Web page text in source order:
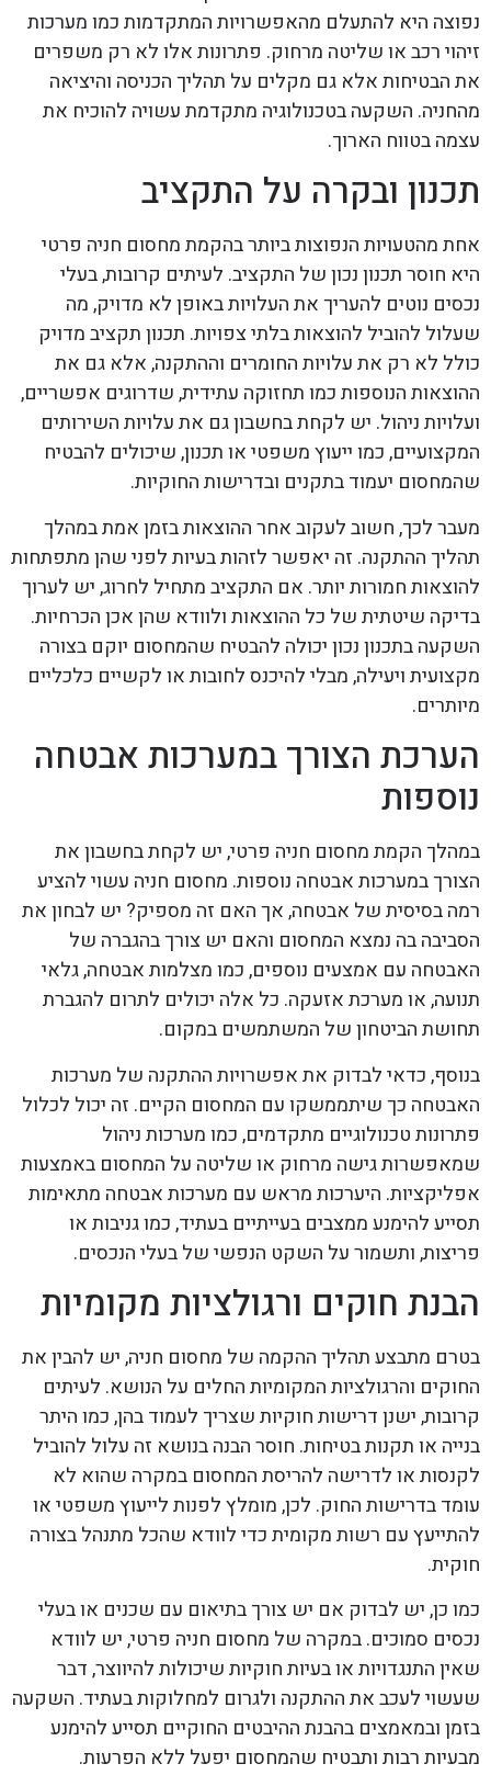
נפוצה היא להתעלם מהאפשרויות המתקדמות כמו מערכות
זיהוי רכב או שליטה מרחוק. פתרונות אלו לא רק משפרים
את הבטיחות אלא גם מקלים על תהליך הכניסה והיציאה
מהחניה. השקעה בטכנולוגיה מתקדמת עשויה להוכיח את
עצמה בטווח הארוך.
תכנון ובקרה על התקציב
אחת מהטעויות הנפוצות ביותר בהקמת מחסום חניה פרטי
היא חוסר תכנון נכון של התקציב. לעיתים קרובות, בעלי
נכסים נוטים להעריך את העלויות באופן לא מדויק, מה
שעלול להוביל להוצאות בלתי צפויות. תכנון תקציב מדויק
כולל לא רק את עלויות החומרים וההתקנה, אלא גם את
ההוצאות הנוספות כמו תחזוקה עתידית, שדרוגים אפשריים,
ועלויות ניהול. יש לקחת בחשבון גם את עלויות השירותים
המקצועיים, כמו ייעוץ משפטי או תכנון, שיכולים להבטיח
שהמחסום יעמוד בתקנים ובדרישות החוקיות.
מעבר לכך, חשוב לעקוב אחר ההוצאות בזמן אמת במהלך
תהליך ההתקנה. זה יאפשר לזהות בעיות לפני שהן מתפתחות
להוצאות חמורות יותר. אם התקציב מתחיל לחרוג, יש לערוך
בדיקה שיטתית של כל ההוצאות ולוודא שהן אכן הכרחיות.
השקעה בתכנון נכון יכולה להבטיח שהמחסום יוקם בצורה
מקצועית ויעילה, מבלי להיכנס לחובות או לקשיים כלכליים
מיותרים.
הערכת הצורך במערכות אבטחה
נוספות
במהלך הקמת מחסום חניה פרטי, יש לקחת בחשבון את
הצורך במערכות אבטחה נוספות. מחסום חניה עשוי להציע
רמה בסיסית של אבטחה, אך האם זה מספיק? יש לבחון את
הסביבה בה נמצא המחסום והאם יש צורך בהגברה של
האבטחה עם אמצעים נוספים, כמו מצלמות אבטחה, גלאי
תנועה, או מערכת אזעקה. כל אלה יכולים לתרום להגברת
תחושת הביטחון של המשתמשים במקום.
בנוסף, כדאי לבדוק את אפשרויות ההתקנה של מערכות
האבטחה כך שיתממשקו עם המחסום הקיים. זה יכול לכלול
פתרונות טכנולוגיים מתקדמים, כמו מערכות ניהול
שמאפשרות גישה מרחוק או שליטה על המחסום באמצעות
אפליקציות. היערכות מראש עם מערכות אבטחה מתאימות
תסייע להימנע ממצבים בעייתיים בעתיד, כמו גניבות או
פריצות, ותשמור על השקט הנפשי של בעלי הנכסים.
הבנת חוקים ורגולציות מקומיות
בטרם מתבצע תהליך ההקמה של מחסום חניה, יש להבין את
החוקים והרגולציות המקומיות החלים על הנושא. לעיתים
קרובות, ישנן דרישות חוקיות שצריך לעמוד בהן, כמו היתר
בנייה או תקנות בטיחות. חוסר הבנה בנושא זה עלול להוביל
לקנסות או לדרישה להריסת המחסום במקרה שהוא לא
עומד בדרישות החוק. לכן, מומלץ לפנות לייעוץ משפטי או
להתייעץ עם רשות מקומית כדי לוודא שהכל מתנהל בצורה
חוקית.
כמו כן, יש לבדוק אם יש צורך בתיאום עם שכנים או בעלי
נכסים סמוכים. במקרה של מחסום חניה פרטי, יש לוודא
שאין התנגדויות או בעיות חוקיות שיכולות להיווצר, דבר
שעשוי לעכב את ההתקנה ולגרום למחלוקות בעתיד. השקעה
בזמן ובמאמצים בהבנת ההיבטים החוקיים תסייע להימנע
מבעיות רבות ותבטיח שהמחסום יפעל ללא הפרעות.